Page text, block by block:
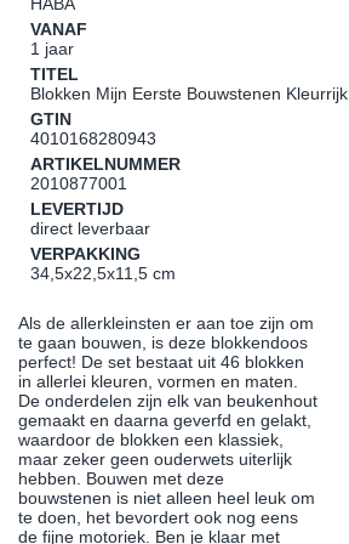
VANAF
1 jaar
TITEL
Blokken Mijn Eerste Bouwstenen Kleurrijk
GTIN
4010168280943
ARTIKELNUMMER
2010877001
LEVERTIJD
direct leverbaar
VERPAKKING
34,5x22,5x11,5 cm
Als de allerkleinsten er aan toe zijn om
te gaan bouwen, is deze blokkendoos
perfect! De set bestaat uit 46 blokken
in allerlei kleuren, vormen en maten.
De onderdelen zijn elk van beukenhout
gemaakt en daarna geverfd en gelakt,
waardoor de blokken een klassiek,
maar zeker geen ouderwets uiterlijk
hebben. Bouwen met deze
bouwstenen is niet alleen heel leuk om
te doen, het bevordert ook nog eens
de fijne motoriek. Ben je klaar met